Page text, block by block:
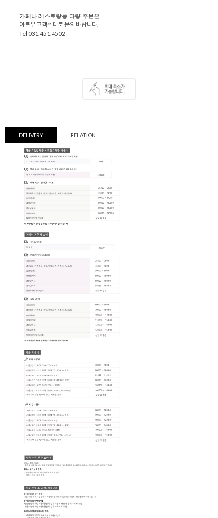
카페나 레스토랑등 다량 주문은
아트유 고객센터로 문의 바랍니다.
Tel 031.451.4502
DELIVERY RELATION